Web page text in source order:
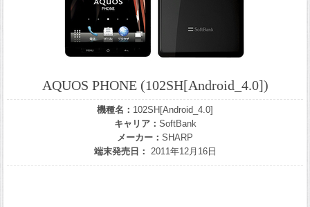
AQUOS PHONE (102SH[Android_4.0])
機種名： 102SH[Android_4.0]
キャリア： SoftBank
メーカー： SHARP
端末発売日： 2011年12月16日